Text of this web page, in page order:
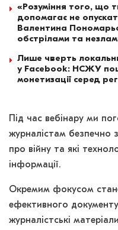
«Розуміння того, що
допомагає не
Валентина
обстрілами та
Лише чверть
у Facebook: НСЖУ
монетизації серед
Під час вебінару ми
журналістам безпечно
про війну та які
інформації.
Окремим фокусом
ефективного
журналістські